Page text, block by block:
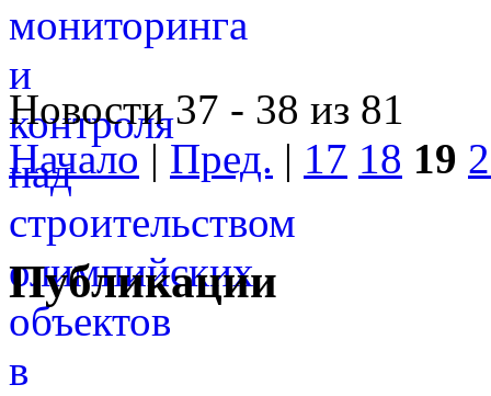
Новости 37 - 38 из 81
Начало | Пред. | 17 18 19
Публикации